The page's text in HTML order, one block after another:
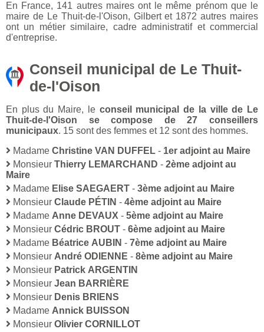
En France, 141 autres maires ont le même prénom que le
maire de Le Thuit-de-l'Oison, Gilbert et 1872 autres maires
ont un métier similaire, cadre administratif et commercial
d'entreprise.
Conseil municipal de Le Thuit-
de-l'Oison
En plus du Maire, le conseil municipal de la ville de Le
Thuit-de-l'Oison se compose de 27 conseillers
municipaux. 15 sont des femmes et 12 sont des hommes.
Madame Christine VAN DUFFEL - 1er adjoint au Maire
Monsieur Thierry LEMARCHAND - 2ème adjoint au
Maire
Madame Elise SAEGAERT - 3ème adjoint au Maire
Monsieur Claude PÉTIN - 4ème adjoint au Maire
Madame Anne DEVAUX - 5ème adjoint au Maire
Monsieur Cédric BROUT - 6ème adjoint au Maire
Madame Béatrice AUBIN - 7ème adjoint au Maire
Monsieur André ODIENNE - 8ème adjoint au Maire
Monsieur Patrick ARGENTIN
Monsieur Jean BARRIÈRE
Monsieur Denis BRIENS
Madame Annick BUISSON
Monsieur Olivier CORNILLOT